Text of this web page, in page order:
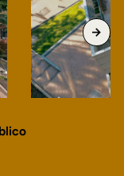
años:
arrow_forward